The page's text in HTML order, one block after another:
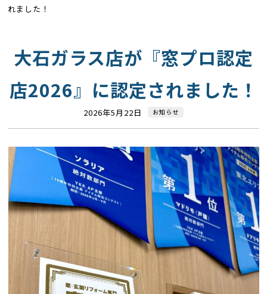
れました！
大石ガラス店が『窓プロ認定
店2026』に認定されました！
2026年5月22日 お知らせ